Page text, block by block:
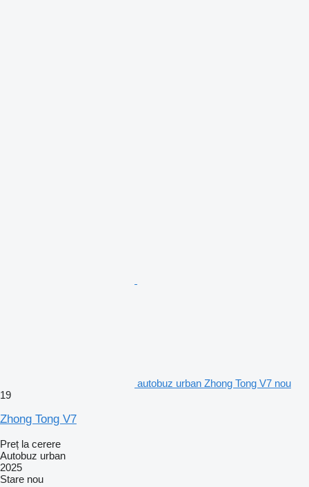
autobuz urban Zhong Tong V7 nou
19
Zhong Tong V7
Preț la cerere
Autobuz urban
2025
Stare nou